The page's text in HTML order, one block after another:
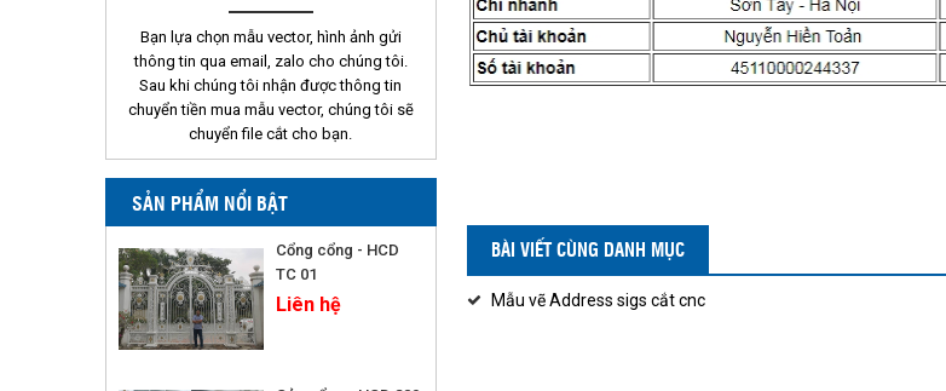
Bạn lựa chọn mẫu vector, hình ảnh gửi
thông tin qua email, zalo cho chúng tôi.
Sau khi chúng tôi nhận được thông tin
chuyển tiền mua mẫu vector, chúng tôi sẽ
chuyển file cắt cho bạn.
SẢN PHẨM NỔI BẬT
Cổng cổng - HCD
TC 01
Liên hệ
BÀI VIẾT CÙNG DANH MỤC
Mẫu vẽ Address sigs cắt cnc